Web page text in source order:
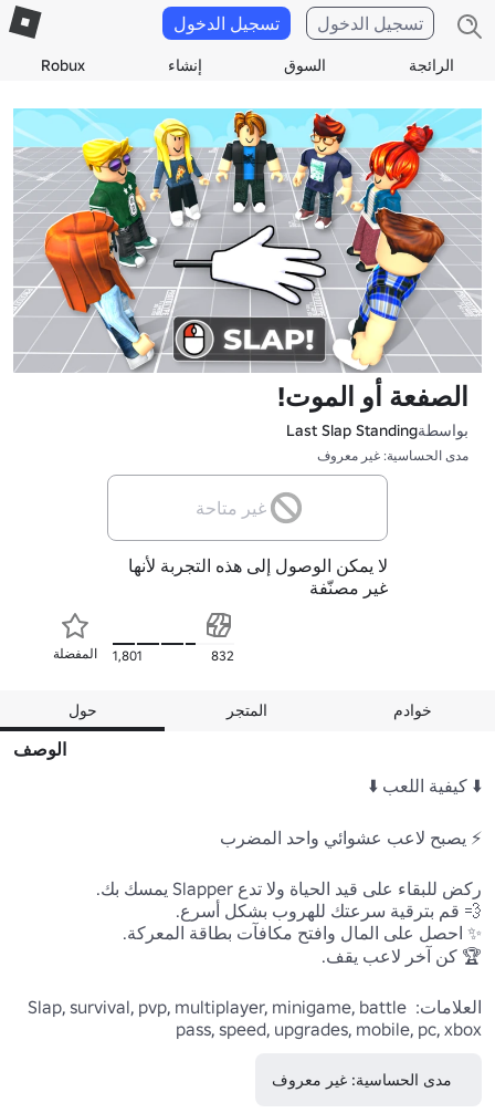
الرائجة السوق إنشاء Robux
تسجيل الدخول تسجيل الدخول
الصفعة أو الموت!
بواسطةLast Slap Standing
مدى الحساسية: غير معروف
غير متاحة
لا يمكن الوصول إلى هذه التجربة لأنها
غير مصنّفة
المفضلة 1,801 832
حول المتجر خوادم
الوصف
العلامات: Slap, survival, pvp, multiplayer, minigame, battle
pass, speed, upgrades, mobile, pc, xbox
مدى الحساسية: غير معروف